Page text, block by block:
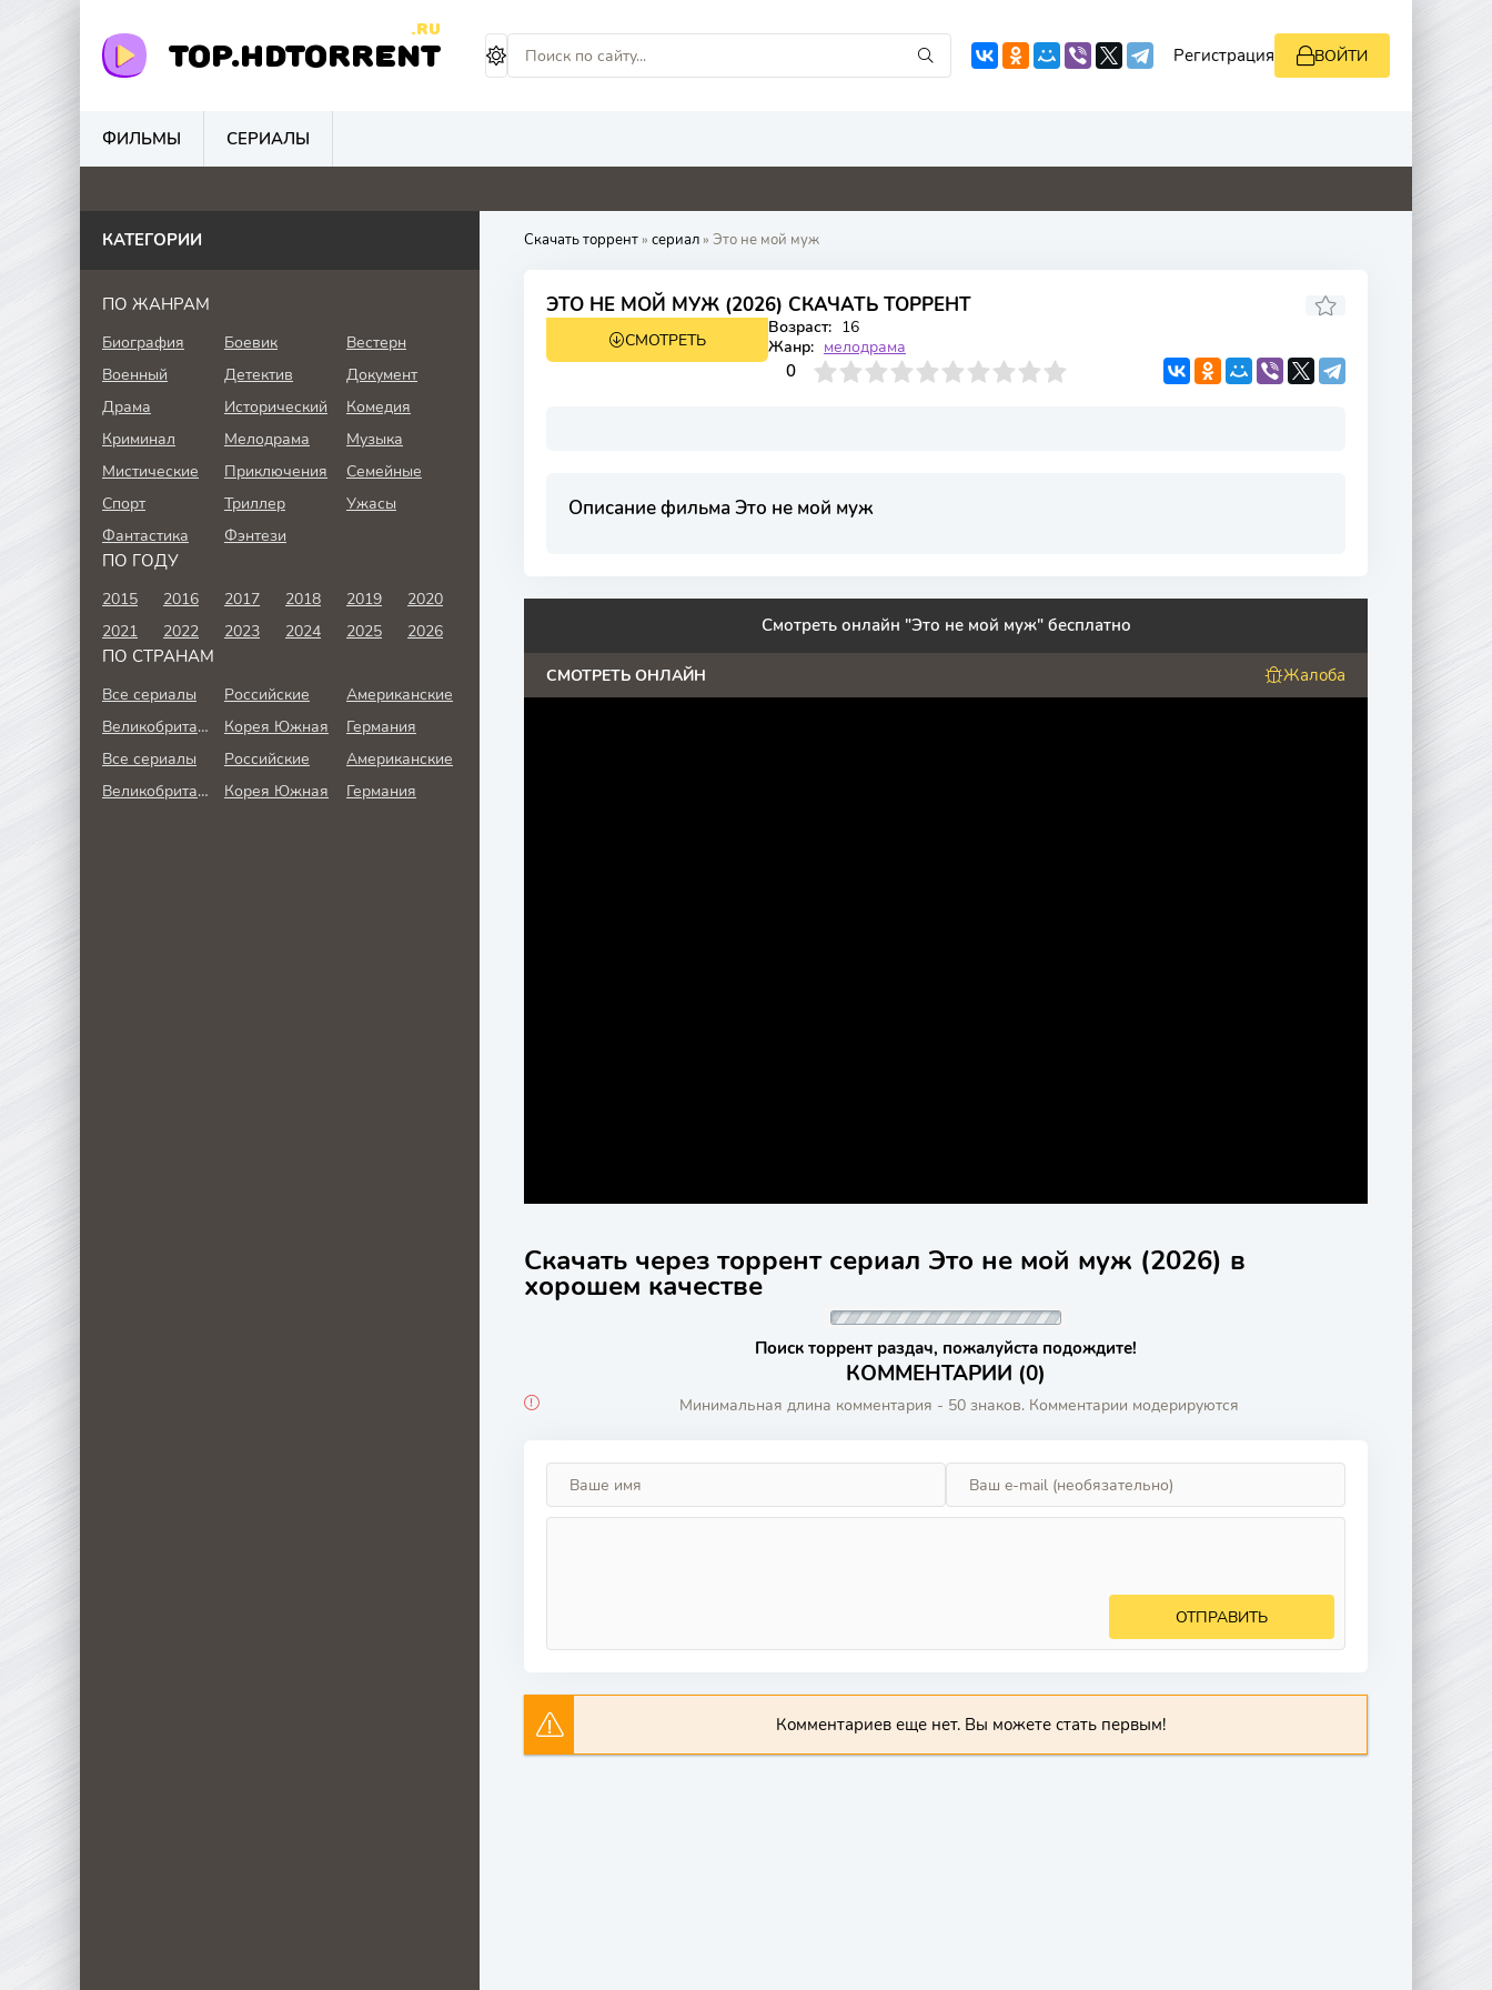
TOP.HDTORRENT
.RU
Регистрация ВОЙТИ
ФИЛЬМЫ СЕРИАЛЫ
0 0 0 0 0 4.1 0 4.8 0 0 0
Скачать торрент» сериал» Это не мой муж
ЭТО НЕ МОЙ МУЖ (2026) СКАЧАТЬ ТОРРЕНТ
1 сезон 4 серияСМОТРЕТЬ
Возраст: 16
Жанр: мелодрама
0
4 6 7 8 9 10
Описание фильма Это не мой муж
Смотреть онлайн "Это не мой муж" бесплатно
СМОТРЕТЬ ОНЛАЙН Жалоба
Скачать через торрент сериал Это не мой муж (2026) в
хорошем качестве
Поиск торрент раздач, пожалуйста подождите!
КОММЕНТАРИИ (0)
Минимальная длина комментария - 50 знаков. Комментарии модерируются
ОТПРАВИТЬ
Комментариев еще нет. Вы можете стать первым!
КАТЕГОРИИ
ПО ЖАНРАМ
Биография Боевик
Вестерн
Военный
Детектив
Документ
Драма
Исторический
Комедия
Криминал
Мелодрама
Музыка
Мистические
Приключения
Семейные
Спорт
Триллер
Ужасы
Фантастика
Фэнтези
ПО ГОДУ
2015 2016 2017 2018 2019
2020
2021
2022 2023 2024 2025 2026
ПО СТРАНАМ
Все сериалы Российские
Американские
Великобритания
Корея Южная
Германия
Все сериалы
Российские
Американские
Великобритания
Корея Южная Германия